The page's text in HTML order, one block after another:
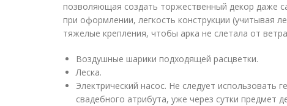
позволяющая создать торжественный декор даже
при оформлении, легкость конструкции (учитывая
тяжелые крепления, чтобы арка не слетала от
Воздушные шарики подходящей расцветки.
Леска.
Электрический насос. Не следует использовать
свадебного атрибута, уже через сутки предмет